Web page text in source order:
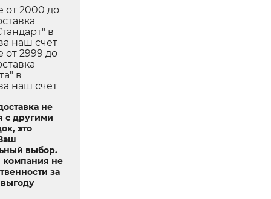
от 2000 до
в
наш счет
от 2999 до
в
наш счет
не
с другими
это
выбор.
не
за